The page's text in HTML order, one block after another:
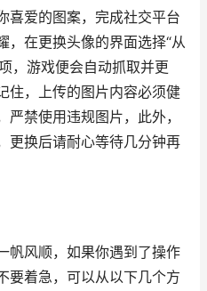
喜爱的图案，完成社交平台
，在更换头像的界面选择“从
，游戏便会自动抓取并更
住，上传的图片内容必须健
禁使用违规图片，此外，
更换后请耐心等待几分钟再
帆风顺，如果你遇到了操作
要着急，可以从以下几个方